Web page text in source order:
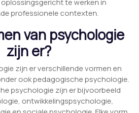
professionele contexten.
van psychologie
zijn er?
zijn er verschillende vormen en
ook pedagogische psychologie.
psychologie zijn er bijvoorbeeld
ontwikkelingspsychologie,